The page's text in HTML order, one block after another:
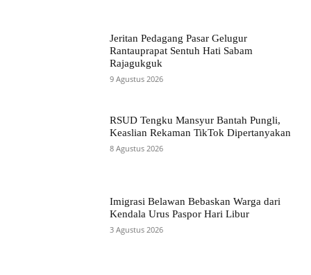
Jeritan Pedagang Pasar Gelugur
Rantauprapat Sentuh Hati Sabam
Rajagukguk
9 Agustus 2026
RSUD Tengku Mansyur Bantah Pungli,
Keaslian Rekaman TikTok Dipertanyakan
8 Agustus 2026
Imigrasi Belawan Bebaskan Warga dari
Kendala Urus Paspor Hari Libur
3 Agustus 2026